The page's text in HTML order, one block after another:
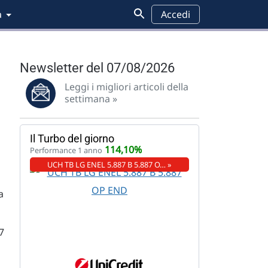
Accedi
Newsletter del 07/08/2026
Leggi i migliori articoli della
settimana »
Il Turbo del giorno
Performance 1 anno 114,10%
UCH TB LG ENEL 5.887 B 5.887 O… »